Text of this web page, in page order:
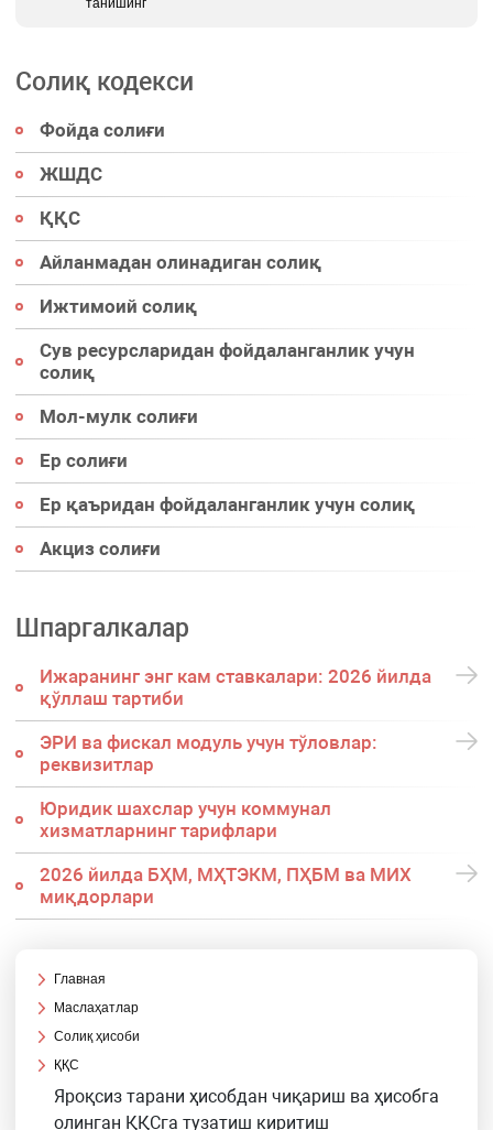
танишинг
Солиқ кодекси
Фойда солиғи
ЖШДС
ҚҚС
Айланмадан олинадиган солиқ
Ижтимоий солиқ
Сув ресурсларидан фойдаланганлик учун
солиқ
Мол-мулк солиғи
Ер солиғи
Ер қаъридан фойдаланганлик учун солиқ
Акциз солиғи
Шпаргалкалар
Ижаранинг энг кам ставкалари: 2026 йилда
қўллаш тартиби
ЭРИ ва фискал модуль учун тўловлар:
реквизитлар
Юридик шахслар учун коммунал
хизматларнинг тарифлари
2026 йилда БҲМ, МҲТЭКМ, ПҲБМ ва МИХ
миқдорлари
Главная
Маслаҳатлар
Солиқ ҳисоби
ҚҚС
Яроқсиз тарани ҳисобдан чиқариш ва ҳисобга
олинган ҚҚСга тузатиш киритиш